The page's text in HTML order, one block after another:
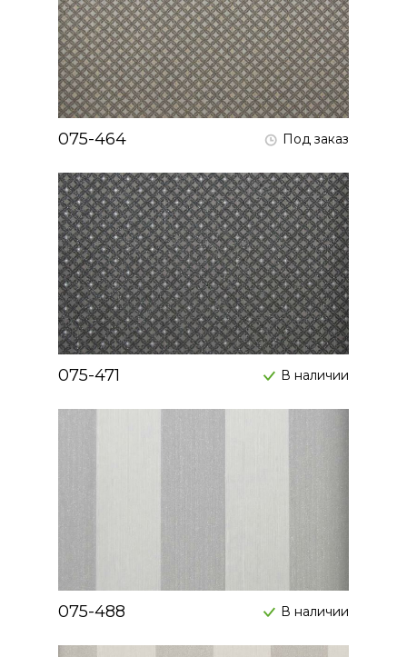
075-464 Под заказ
075-471 В наличии
075-488 В наличии